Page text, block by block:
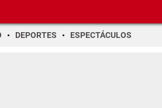
DEPORTES ESPECTÁCULOS